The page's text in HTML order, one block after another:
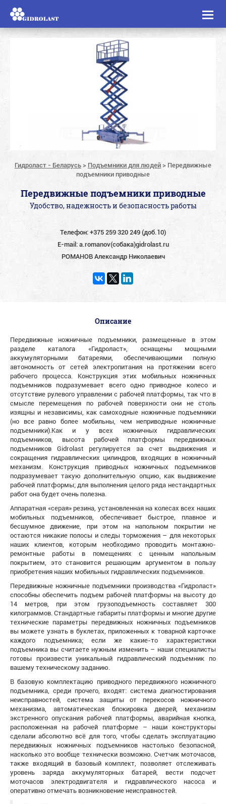
Toggle
Гидроласт - Беларусь> Подъемники для людей> Передвижные
подъемники приводные
Передвижные подъемники приводные
Удобство, надежность и безопасность работы
Телефон:+375 259 320 249 (доб.10)
E-mail:a.romanov(собака)gidrolast.ru
РОМАНОВ Александр Николаевич
Описание
Передвижные ножничные подъемники, размещенные в этом
разделе каталога «Гидроласт», оснащены мощными
аккумуляторными батареями, обеспечивающими полную
автономность от сетей электропитания на протяжении всего
рабочего процесса. Конструкция этих мобильных ножничных
подъемников подразумевает всего одно приводное колесо и
отсутствие рулевого управлении с рабочей платформы, так что в
смысле перемещения по рабочей поверхности они не столь
изящны и независимы, как самоходные ножничные подъемники
(но все равно более мобильны, чем неприводные ножничные
подъемники).Как и у всех ножничных гидравлических
подъемников, высота рабочей платформы передвижных
подъемников Gidrolast регулируется за счет выдвижения и
сокращения гидравлических цилиндров, входящих в ножничный
механизм. Конструкция приводных ножничных подъемников
подразумевает такую дополнительную опцию, как выдвижение
рабочей платформы; для выполнения целого ряда нестандартных
работ она будет очень полезна.
Аппаратная «серая» резина, установленная на колесах всех наших
мобильных подъемников, обеспечивает быстрое, плавное и
бесшумное движение, при этом на напольном покрытии не
остаются никакие полосы и следы торможения – для некоторых
наших клиентов, которым необходимо проводить монтажно-
ремонтные работы в помещениях с ценным напольным
покрытием, это становится решающим аргументом в пользу
приобретения наших мобильных гидравлических подъемников.
Передвижные ножничные подъемники производства «Гидроласт»
способны обеспечить подъем рабочей платформы на высоту до
14 метров, при этом грузоподъемность составляет 300
килограммов. Стандартные габариты платформы и многие другие
технические параметры передвижных ножничных подъемников
вы можете узнать в буклетах, приложенных к товарной карточке
каждого подъемника; если же какие-то характеристики
подъемника вы считаете нужным изменить – наши специалисты
готовы произвести уникальный гидравлический подъемник по
вашему техническому заданию.
В базовую комплектацию приводного передвижного ножничного
подъемника, среди прочего, входят: система диагностирования
неисправностей, система защиты от перекосов ножничного
механизма, автоматическая блокировка дверей, механизм
экстренного опускания рабочей платформы, аварийная кнопка,
расположенная на рабочей платформе – наши конструкторы
сделали абсолютно всё для того, чтобы сделать эксплуатацию
передвижных ножничных подъемников настолько безопасной,
насколько это вообще технически возможно. Счетчик моточасов,
также входящий в базовый комплект, позволяет отслеживать
уровень заряда аккумуляторных батарей, вести подсчет
моточасов электродвигателя и гидравлического насоса и
оперативно отмечать возникновение неисправностей.